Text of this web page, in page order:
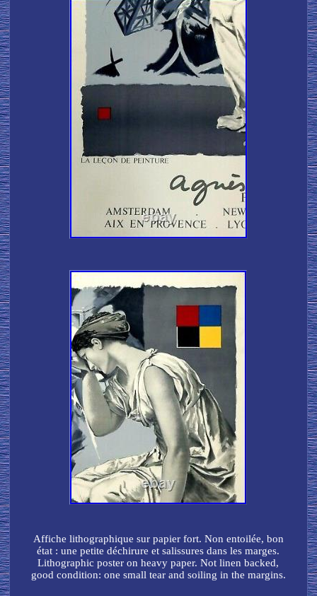
Affiche lithographique sur papier fort. Non entoilée, bon
état : une petite déchirure et salissures dans les marges.
Lithographic poster on heavy paper. Not linen backed,
good condition: one small tear and soiling in the margins.